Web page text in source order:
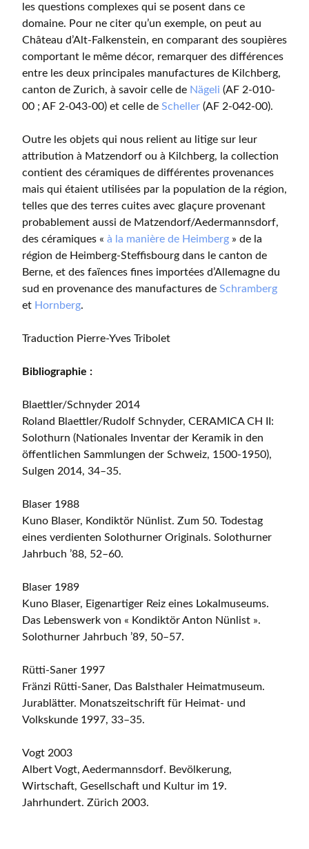
les questions complexes qui se posent dans ce
domaine. Pour ne citer qu’un exemple, on peut au
Château d’Alt-Falkenstein, en comparant des soupières
comportant le même décor, remarquer des différences
entre les deux principales manufactures de Kilchberg,
canton de Zurich, à savoir celle de Nägeli (AF 2-010-
00 ; AF 2-043-00) et celle de Scheller (AF 2-042-00).
Outre les objets qui nous relient au litige sur leur
attribution à Matzendorf ou à Kilchberg, la collection
contient des céramiques de différentes provenances
mais qui étaient utilisées par la population de la région,
telles que des terres cuites avec glaçure provenant
probablement aussi de Matzendorf/Aedermannsdorf,
des céramiques « à la manière de Heimberg » de la
région de Heimberg-Steffisbourg dans le canton de
Berne, et des faïences fines importées d’Allemagne du
sud en provenance des manufactures de Schramberg
et Hornberg.
Traduction Pierre-Yves Tribolet
Bibliographie :
Blaettler/Schnyder 2014
Roland Blaettler/Rudolf Schnyder, CERAMICA CH II:
Solothurn (Nationales Inventar der Keramik in den
öffentlichen Sammlungen der Schweiz, 1500-1950),
Sulgen 2014, 34–35.
Blaser 1988
Kuno Blaser, Kondiktör Nünlist. Zum 50. Todestag
eines verdienten Solothurner Originals. Solothurner
Jahrbuch ’88, 52–60.
Blaser 1989
Kuno Blaser, Eigenartiger Reiz eines Lokalmuseums.
Das Lebenswerk von « Kondiktör Anton Nünlist ».
Solothurner Jahrbuch ’89, 50–57.
Rütti-Saner 1997
Fränzi Rütti-Saner, Das Balsthaler Heimatmuseum.
Jurablätter. Monatszeitschrift für Heimat- und
Volkskunde 1997, 33–35.
Vogt 2003
Albert Vogt, Aedermannsdorf. Bevölkerung,
Wirtschaft, Gesellschaft und Kultur im 19.
Jahrhundert. Zürich 2003.